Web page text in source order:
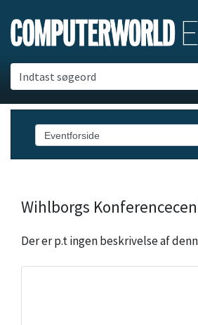
Indtast søgeord
Wihlborgs
Der er p.t ingen beskrivelse af